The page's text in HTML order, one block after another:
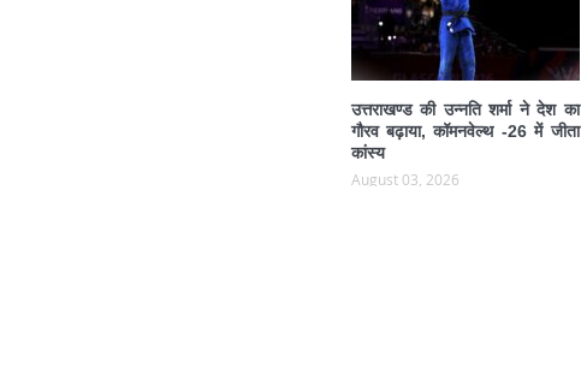
उत्तराखण्ड की उन्नति शर्मा ने देश का
गौरव बढ़ाया, कॉमनवेल्थ -26 में जीता
कांस्य
August 03, 2026